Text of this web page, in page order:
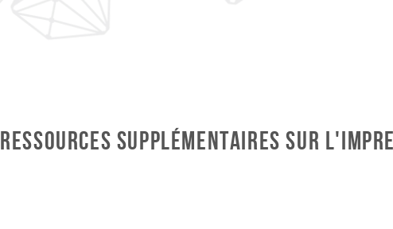
Ressources supplémentaires sur